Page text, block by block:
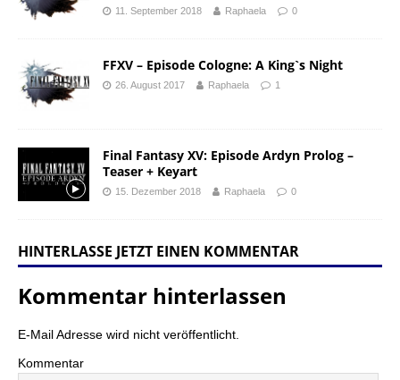
11. September 2018 Raphaela 0
FFXV – Episode Cologne: A King`s Night
26. August 2017 Raphaela 1
Final Fantasy XV: Episode Ardyn Prolog –
Teaser + Keyart
15. Dezember 2018 Raphaela 0
HINTERLASSE JETZT EINEN KOMMENTAR
Kommentar hinterlassen
E-Mail Adresse wird nicht veröffentlicht.
Kommentar